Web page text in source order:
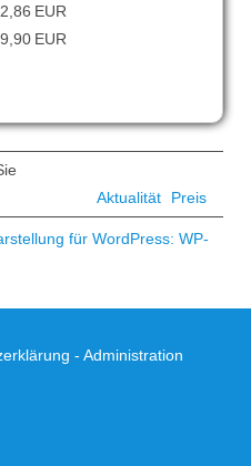
EUR
EUR
Aktualität
Preis
für WordPress: WP-
- Administration